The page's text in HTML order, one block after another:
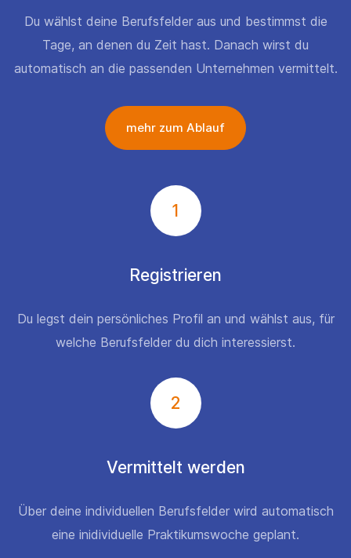
Du wählst deine Berufsfelder aus und bestimmst die
Tage, an denen du Zeit hast. Danach wirst du
automatisch an die passenden Unternehmen vermittelt.
mehr zum Ablauf
1
Registrieren
Du legst dein persönliches Profil an und wählst aus, für
welche Berufsfelder du dich interessierst.
2
Vermittelt werden
Über deine individuellen Berufsfelder wird automatisch
eine inidividuelle Praktikumswoche geplant.